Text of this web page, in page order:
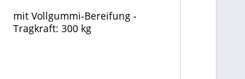
mit Vollgummi-Bereifung -
Tragkraft: 300 kg